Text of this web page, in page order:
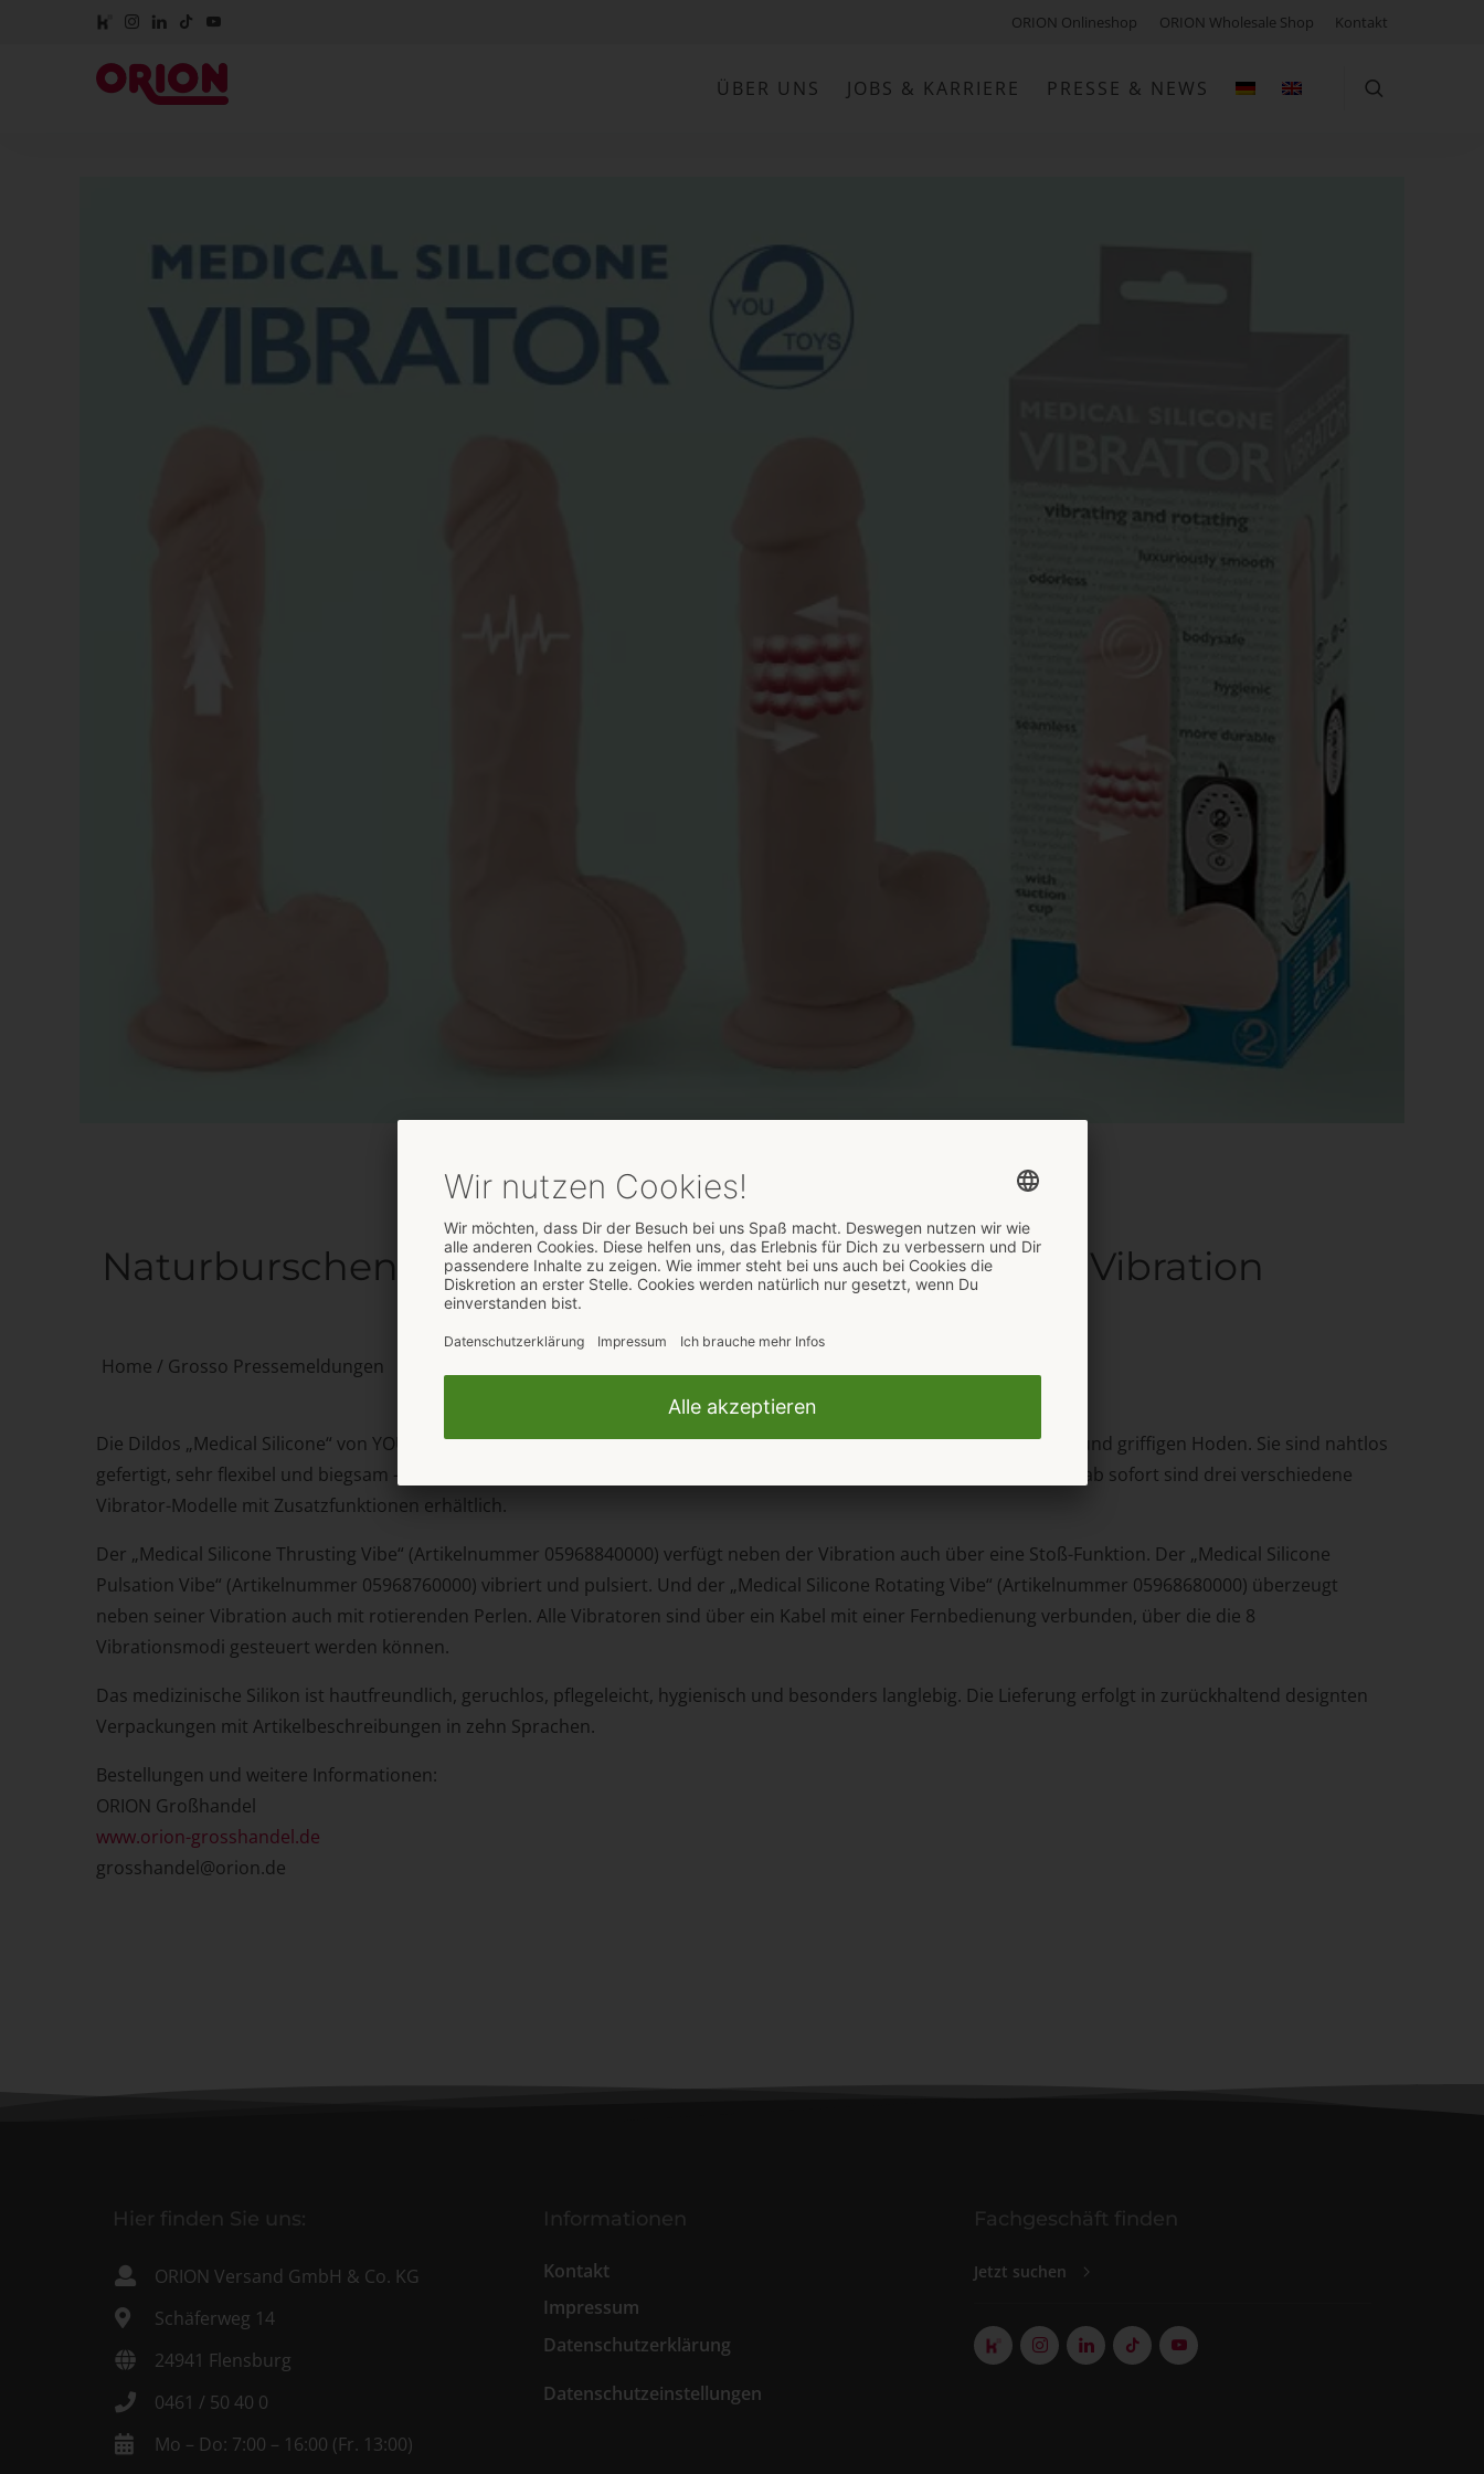
ORION Onlineshop ORION Wholesale Shop Kontakt
ÜBER UNS JOBS & KARRIERE PRESSE & NEWS
Naturburschen von Medical Silicone jetzt auch mit Vibration
Home / Grosso Pressemeldungen
Die Dildos „Medical Silicone“ von YOU2TOYS sind lebensechte, wasserfeste Penis-Nachbildungen mit starkem Saugfuß und griffigen Hoden. Sie sind nahtlos
gefertigt, sehr flexibel und biegsam – für puren Lustgenuss. Dieser Lustgenuss kann jetzt noch verstärkt werden, denn ab sofort sind drei verschiedene
Vibrator-Modelle mit Zusatzfunktionen erhältlich.
Der „Medical Silicone Thrusting Vibe“ (Artikelnummer 05968840000) verfügt neben der Vibration auch über eine Stoß-Funktion. Der „Medical Silicone
Pulsation Vibe“ (Artikelnummer 05968760000) vibriert und pulsiert. Und der „Medical Silicone Rotating Vibe“ (Artikelnummer 05968680000) überzeugt
neben seiner Vibration auch mit rotierenden Perlen. Alle Vibratoren sind über ein Kabel mit einer Fernbedienung verbunden, über die die 8
Vibrationsmodi gesteuert werden können.
Das medizinische Silikon ist hautfreundlich, geruchlos, pflegeleicht, hygienisch und besonders langlebig. Die Lieferung erfolgt in zurückhaltend designten
Verpackungen mit Artikelbeschreibungen in zehn Sprachen.
Bestellungen und weitere Informationen:
ORION Großhandel
www.orion-grosshandel.de
grosshandel@orion.de
Hier finden Sie uns:
ORION Versand GmbH & Co. KG
Schäferweg 14
24941 Flensburg
0461 / 50 40 0
Mo – Do: 7:00 – 16:00 (Fr. 13:00)
Informationen
Kontakt
Impressum
Datenschutzerklärung
Datenschutzeinstellungen
Fachgeschäft finden
Jetzt suchen